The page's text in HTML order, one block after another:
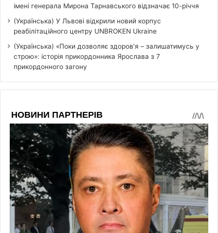
імені генерала Мирона Тарнавського відзначає 10-річчя
(Українська) У Львові відкрили новий корпус
реабілітаційного центру UNBROKEN Ukraine
(Українська) «Поки дозволяє здоров’я – залишатимусь у
строю»: історія прикордонника Ярослава з 7
прикордонного загону